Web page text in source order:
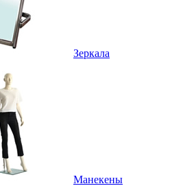
Зеркала
Манекены